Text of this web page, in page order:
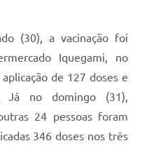
(30), a vacinação foi
Iquegami, no
de 127 doses e
Já no domingo (31),
24 pessoas foram
346 doses nos três